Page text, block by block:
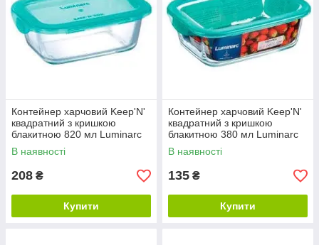
Контейнер харчовий Keep'N'
квадратний з кришкою
блакитною 820 мл Luminarc
P5518
В наявності
208 ₴
Купити
Контейнер харчовий Keep'N'
квадратний з кришкою
блакитною 380 мл Luminarc
P5519
В наявності
135 ₴
Купити